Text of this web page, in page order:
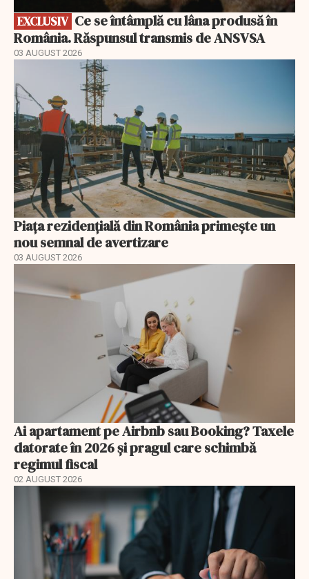
EXCLUSIV
România. Răspunsul transmis de ANSVSA
03 AUGUST 2026
Piața rezidențială din România primește un
nou semnal de avertizare
03 AUGUST 2026
Ai apartament pe Airbnb sau Booking? Taxele
datorate în 2026 și pragul care schimbă
regimul fiscal
02 AUGUST 2026